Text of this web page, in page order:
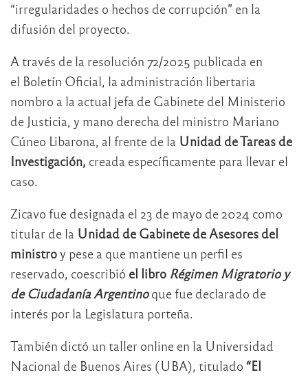
“irregularidades o hechos de corrupción” en la
difusión del proyecto.
A través de la resolución 72/2025 publicada en
el Boletín Oficial, la administración libertaria
nombro a la actual jefa de Gabinete del Ministerio
de Justicia, y mano derecha del ministro Mariano
Cúneo Libarona, al frente de la Unidad de Tareas de
Investigación, creada específicamente para llevar el
caso.
Zicavo fue designada el 23 de mayo de 2024 como
titular de la Unidad de Gabinete de Asesores del
ministroy pese a que mantiene un perfil es
reservado, coescribió el libro Régimen Migratorio y
de Ciudadanía Argentinoque fue declarado de
interés por la Legislatura porteña.
También dictó un taller online en la Universidad
Nacional de Buenos Aires (UBA), titulado “El